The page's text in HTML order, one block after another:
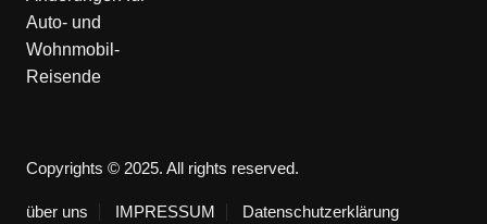
Copyrights © 2025. All rights reserved.
über uns IMPRESSUM Datenschutzerklärung